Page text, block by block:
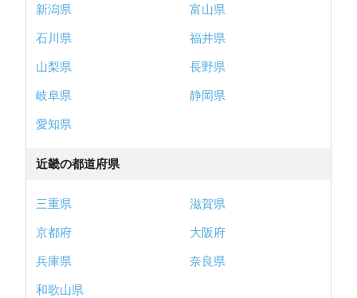
新潟県
富山県
石川県
福井県
山梨県
長野県
岐阜県
静岡県
愛知県
近畿の都道府県
三重県
滋賀県
京都府
大阪府
兵庫県
奈良県
和歌山県